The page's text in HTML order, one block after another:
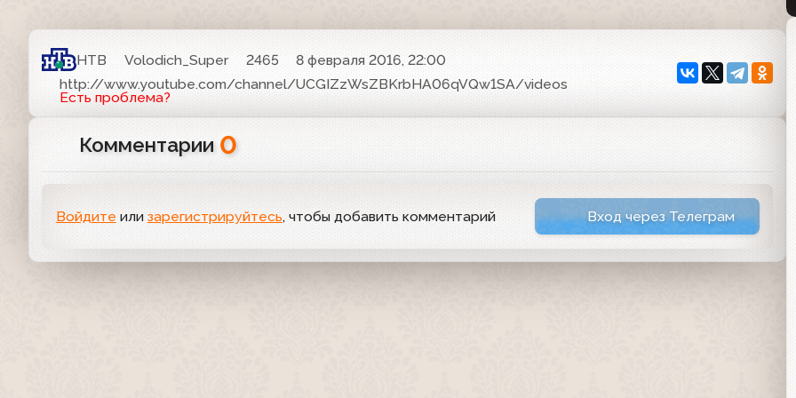
НТВ Volodich_Super 2465
8 февраля 2016, 22:00
http://www.youtube.com/channel/UCGIZzWsZBKrbHA06qVQw1SA/videos
Есть проблема?
Комментарии 0
Войдите или зарегистрируйтесь, чтобы добавить комментарий Вход через Телеграм